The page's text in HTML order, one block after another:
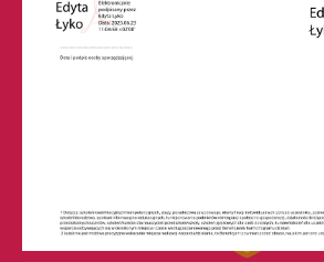
tel. 17 242-00-19, fax 17